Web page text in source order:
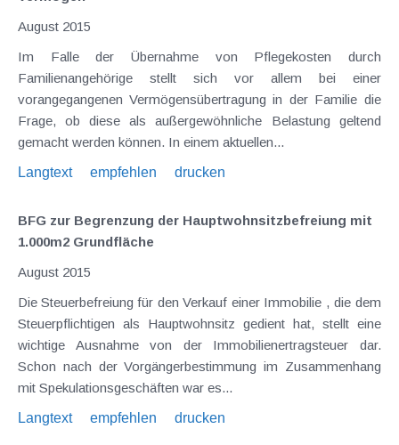
August 2015
Im Falle der Übernahme von Pflegekosten durch
Familienangehörige stellt sich vor allem bei einer
vorangegangenen Vermögensübertragung in der Familie die
Frage, ob diese als außergewöhnliche Belastung geltend
gemacht werden können. In einem aktuellen...
Langtext
empfehlen drucken
BFG zur Begrenzung der Hauptwohnsitzbefreiung mit
1.000m2 Grundfläche
August 2015
Die Steuerbefreiung für den Verkauf einer Immobilie , die dem
Steuerpflichtigen als Hauptwohnsitz gedient hat, stellt eine
wichtige Ausnahme von der Immobilienertragsteuer dar.
Schon nach der Vorgängerbestimmung im Zusammenhang
mit Spekulationsgeschäften war es...
Langtext
empfehlen drucken